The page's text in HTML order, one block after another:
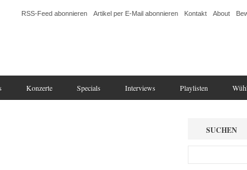
RSS-Feed abonnieren Artikel per E-Mail abonnieren Kontakt About
Konzerte Specials Interviews Playlisten
SUCHEN